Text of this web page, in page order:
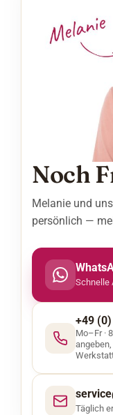
Noch
Melanie und
persönlich —
Schnelle
+49
Mo–Fr ·
Täglich